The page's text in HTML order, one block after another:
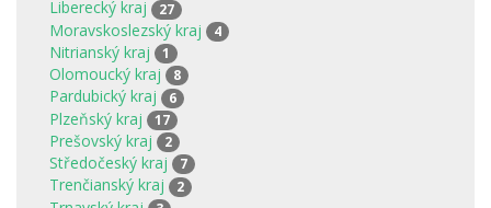
Liberecký kraj 27
Moravskoslezský kraj 4
Nitrianský kraj 1
Olomoucký kraj 8
Pardubický kraj 6
Plzeňský kraj 17
Prešovský kraj 2
Středočeský kraj 7
Trenčianský kraj 2